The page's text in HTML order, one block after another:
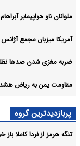
ملوانان ناو هواپیمابر
آمریکا میزبان مجمع
ضربه مغزی شدن صدها
مقاومت یمن به ریاض
پربازدیدترین گروه
تنگه هرمز از فردا کاملا